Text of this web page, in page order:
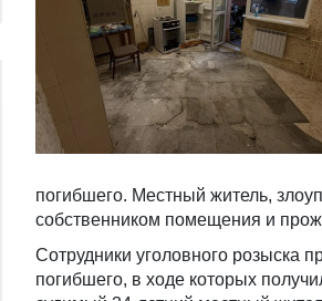
погибшего. Местный житель,
собственником помещения и
Сотрудники уголовного розыска
погибшего, в ходе которых